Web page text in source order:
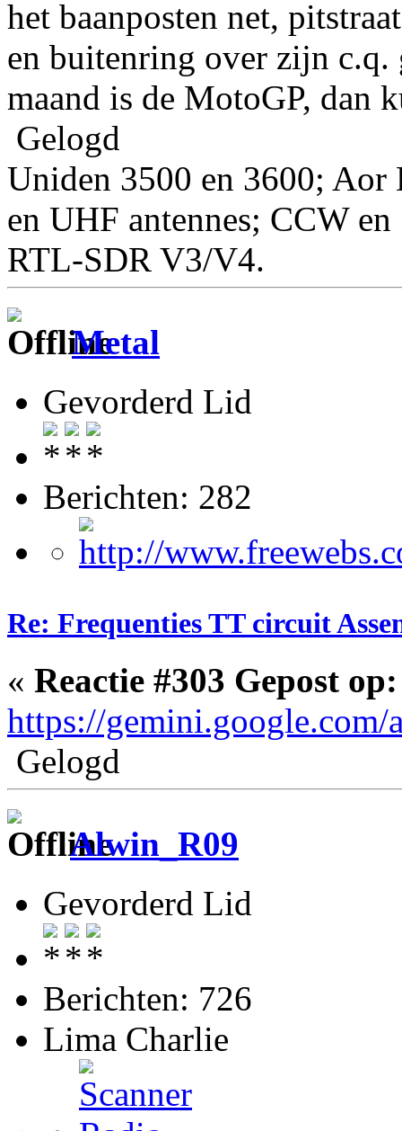
het baanposten net,
en buitenring over zijn c.q.
maand is de MotoGP, dan
Gelogd
Uniden 3500 en 3600;
en UHF antennes; CCW
RTL-SDR V3/V4.
Metal
Gevorderd Lid
Berichten: 282
Re: Frequenties TT circuit
« Reactie #303 Gepost op:
https://gemini.google.com/
Gelogd
Alwin_R09
Gevorderd Lid
Berichten: 726
Lima Charlie